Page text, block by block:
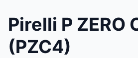
Pirelli P ZERO
(PZC4)